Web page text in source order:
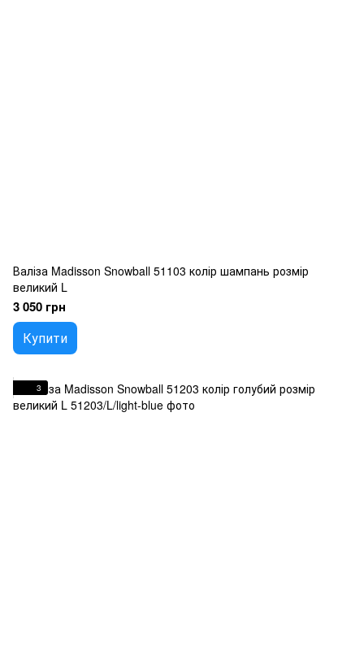
Валіза Madisson Snowball 51103 колір шампань розмір
великий L
3 050 грн
Купити
3